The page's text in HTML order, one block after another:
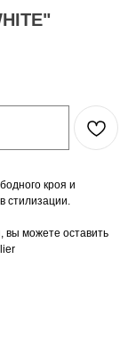
кроя и
стилизации.
вы можете оставить